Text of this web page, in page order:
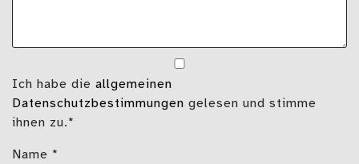
Ich habe die allgemeinen
Datenschutzbestimmungen gelesen und stimme
ihnen zu.*
Name *